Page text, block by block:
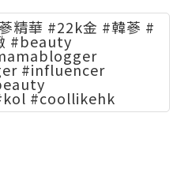
精華 #22k金 #韓蔘 #
#beauty
#influencer
#coollikehk